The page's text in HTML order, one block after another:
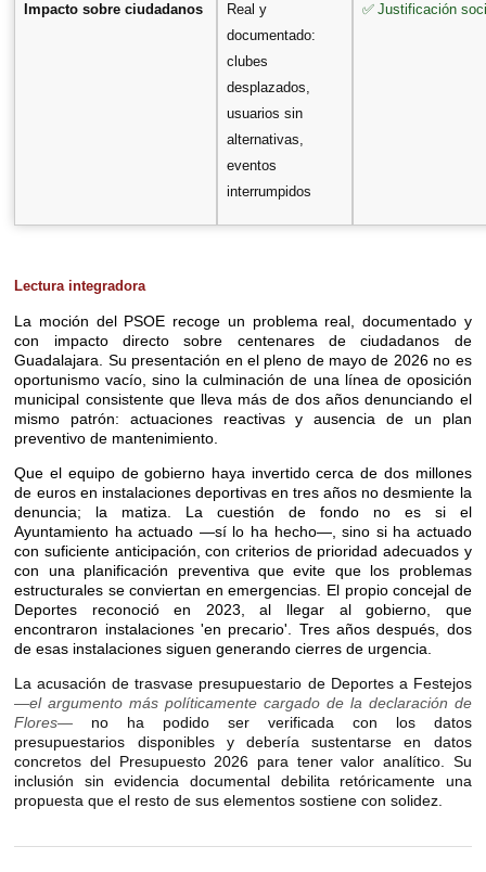
Impacto sobre ciudadanos
Real y
documentado:
clubes
desplazados,
usuarios sin
alternativas,
eventos
interrumpidos
✅Justificación
Lectura integradora
La moción del PSOE recoge un problema real, documentado y
con impacto directo sobre centenares de ciudadanos de
Guadalajara. Su presentación en el pleno de mayo de 2026 no es
oportunismo vacío, sino la culminación de una línea de oposición
municipal consistente que lleva más de dos años denunciando el
mismo patrón: actuaciones reactivas y ausencia de un plan
preventivo de mantenimiento.
Que el equipo de gobierno haya invertido cerca de dos millones
de euros en instalaciones deportivas en tres años no desmiente la
denuncia; la matiza. La cuestión de fondo no es si el
Ayuntamiento ha actuado —sí lo ha hecho—, sino si ha actuado
con suficiente anticipación, con criterios de prioridad adecuados y
con una planificación preventiva que evite que los problemas
estructurales se conviertan en emergencias. El propio concejal de
Deportes reconoció en 2023, al llegar al gobierno, que
encontraron instalaciones 'en precario'. Tres años después, dos
de esas instalaciones siguen generando cierres de urgencia.
La acusación de trasvase presupuestario de Deportes a Festejos
—el argumento más políticamente cargado de la declaración de
Flores— no ha podido ser verificada con los datos
presupuestarios disponibles y debería sustentarse en datos
concretos del Presupuesto 2026 para tener valor analítico. Su
inclusión sin evidencia documental debilita retóricamente una
propuesta que el resto de sus elementos sostiene con solidez.